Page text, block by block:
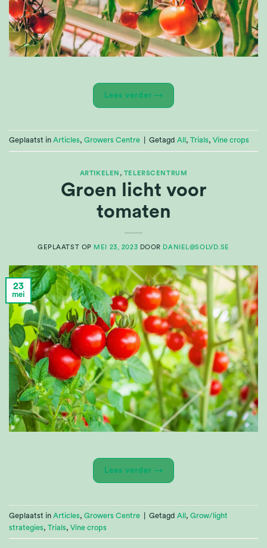
Lees verder →
Geplaatst in Articles, Growers Centre Getagd All , Trials, Vine crops
ARTIKELEN , TELERSCENTRUM
Groen licht voor
tomaten
GEPLAATST OP MEI 23, 2023 DOOR DANIEL@SOLVD.SE
23
mei
Lees verder →
Geplaatst in Articles, Growers Centre Getagd All , Grow/light
strategies, Trials, Vine crops